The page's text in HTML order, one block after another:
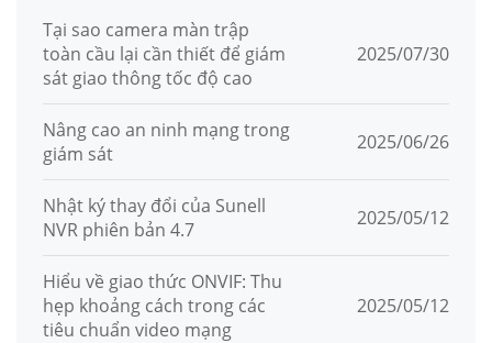
Tại sao camera màn trập
toàn cầu lại cần thiết để giám
sát giao thông tốc độ cao
2025/07/30
Nâng cao an ninh mạng trong
giám sát
2025/06/26
Nhật ký thay đổi của Sunell
NVR phiên bản 4.7
2025/05/12
Hiểu về giao thức ONVIF: Thu
hẹp khoảng cách trong các
tiêu chuẩn video mạng
2025/05/12